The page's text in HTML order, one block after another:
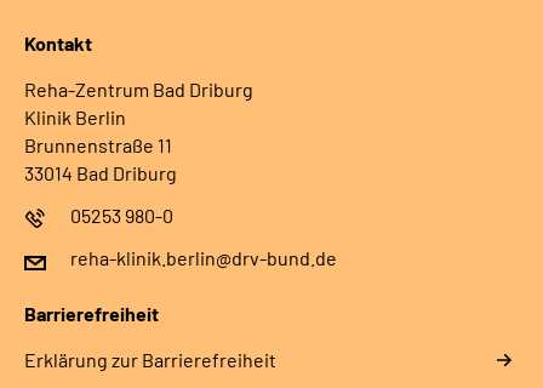
Kontakt
Reha-Zentrum Bad Driburg
Klinik Berlin
Brunnenstraße 11
33014 Bad Driburg
05253 980-0
reha-klinik.berlin@drv-bund.de
Barrierefreiheit
Erklärung zur Barrierefreiheit